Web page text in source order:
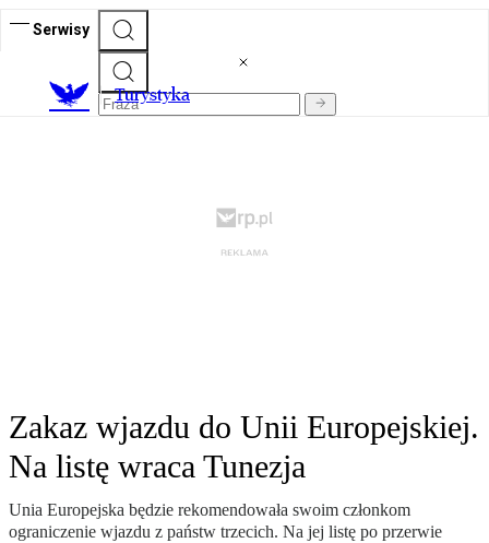
Serwisy
Turystyka
Zakaz wjazdu do Unii Europejskiej.
Na listę wraca Tunezja
Unia Europejska będzie rekomendowała swoim członkom
ograniczenie wjazdu z państw trzecich. Na jej listę po przerwie